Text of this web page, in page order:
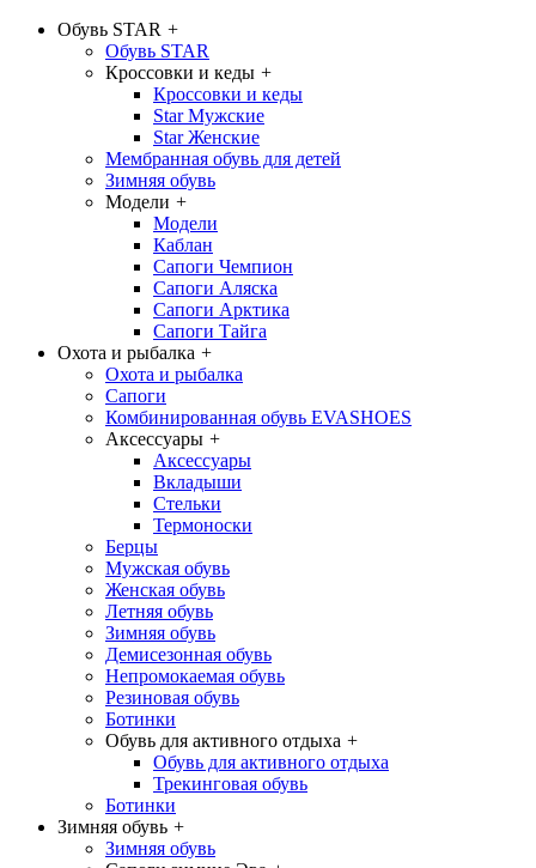
Обувь STAR +
Обувь STAR
Кроссовки и кеды +
Кроссовки и кеды
Star Мужские
Star Женские
Мембранная обувь для детей
Зимняя обувь
Модели +
Модели
Каблан
Сапоги Чемпион
Сапоги Аляска
Сапоги Арктика
Сапоги Тайга
Охота и рыбалка +
Охота и рыбалка
Сапоги
Комбинированная обувь EVASHOES
Аксессуары +
Аксессуары
Вкладыши
Стельки
Термоноски
Берцы
Мужская обувь
Женская обувь
Летняя обувь
Зимняя обувь
Демисезонная обувь
Непромокаемая обувь
Резиновая обувь
Ботинки
Обувь для активного отдыха +
Обувь для активного отдыха
Трекинговая обувь
Ботинки
Зимняя обувь +
Зимняя обувь